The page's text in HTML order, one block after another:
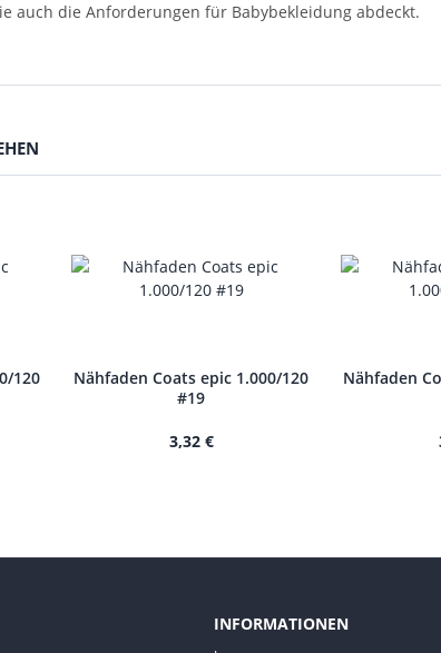
auch die Anforderungen für Babybekleidung abdeckt.
120
Nähfaden Coats epic 1.000/120
#19
3,32 €
Nähfaden
INFORMATIONEN